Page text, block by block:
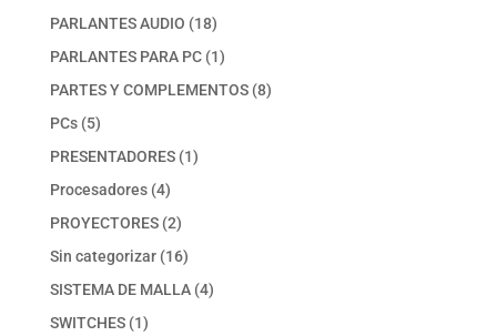
productos
PARLANTES AUDIO 1818
productos
PARLANTES PARA PC 11
producto
PARTES Y COMPLEMENTOS 88
PCs 55
productos
PRESENTADORES 11
Procesadores 44
productos
PROYECTORES 22
productos
Sin categorizar 1616
productos
SISTEMA DE MALLA 44
SWITCHES 11